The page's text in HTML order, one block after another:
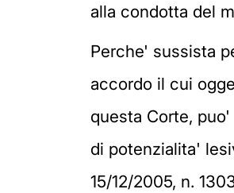
alla condotta del
Perche' sussista
accordo il cui
questa Corte,
di potenzialita'
15/12/2005, n.